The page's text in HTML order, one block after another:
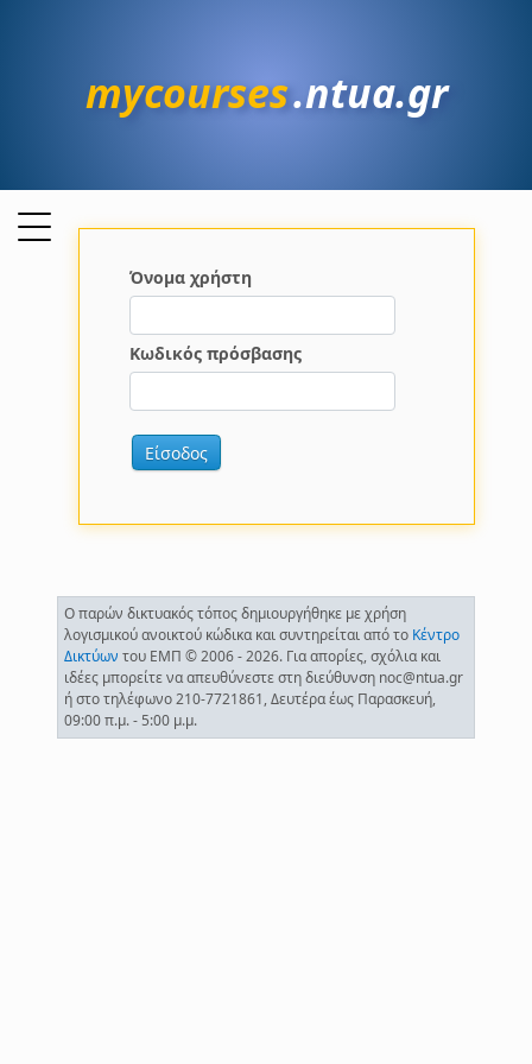
mycourses.ntua.gr
Όνομα χρήστη
Κωδικός πρόσβασης
Ο παρών δικτυακός τόπος δημιουργήθηκε με χρήση
λογισμικού ανοικτού κώδικα και συντηρείται από το Κέντρο
Δικτύων του ΕΜΠ © 2006 - 2026. Για απορίες, σχόλια και
ιδέες μπορείτε να απευθύνεστε στη διεύθυνση noc@ntua.gr
ή στο τηλέφωνο 210-7721861, Δευτέρα έως Παρασκευή,
09:00 π.μ. - 5:00 μ.μ.